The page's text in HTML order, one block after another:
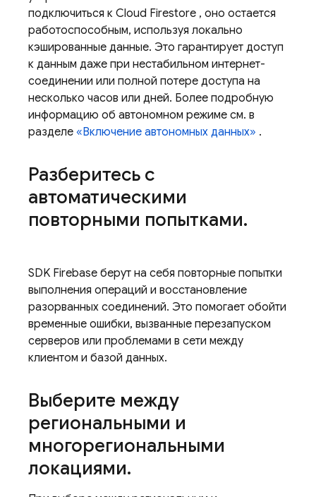
подключиться к Cloud Firestore , оно остается
работоспособным, используя локально
кэшированные данные. Это гарантирует доступ
к данным даже при нестабильном интернет-
соединении или полной потере доступа на
несколько часов или дней. Более подробную
информацию об автономном режиме см. в
разделе «Включение автономных данных» .
Разберитесь с
автоматическими
повторными попытками.
SDK Firebase берут на себя повторные попытки
выполнения операций и восстановление
разорванных соединений. Это помогает обойти
временные ошибки, вызванные перезапуском
серверов или проблемами в сети между
клиентом и базой данных.
Выберите между
региональными и
многорегиональными
локациями.